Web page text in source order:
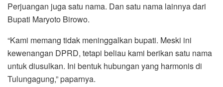
Perjuangan juga satu nama. Dan satu nama lainnya dari
Bupati Maryoto Birowo.
“Kami memang tidak meninggalkan bupati. Meski ini
kewenangan DPRD, tetapi beliau kami berikan satu nama
untuk diusulkan. Ini bentuk hubungan yang harmonis di
Tulungagung,” paparnya.